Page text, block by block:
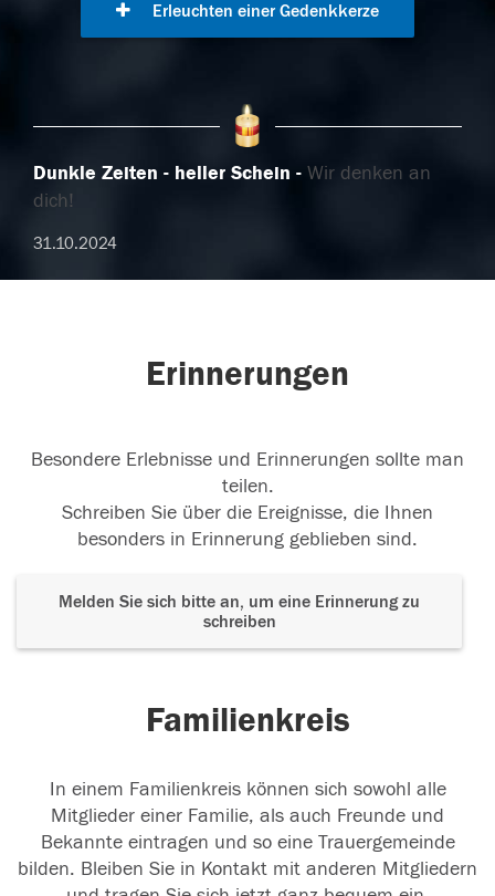
Erleuchten einer Gedenkkerze
Dunkle Zeiten - heller Schein
Wir denken an
dich!
31.10.2024
Erinnerungen
Besondere Erlebnisse und Erinnerungen sollte man
teilen.
Schreiben Sie über die Ereignisse, die Ihnen
besonders in Erinnerung geblieben sind.
Melden Sie sich bitte an, um eine Erinnerung zu
schreiben
Familienkreis
In einem Familienkreis können sich sowohl alle
Mitglieder einer Familie, als auch Freunde und
Bekannte eintragen und so eine Trauergemeinde
bilden. Bleiben Sie in Kontakt mit anderen Mitgliedern